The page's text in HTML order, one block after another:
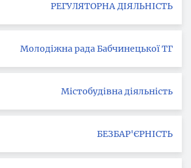
РЕГУЛЯТОРНА ДІЯЛЬНІСТЬ
Молодіжна рада Бабчинецької ТГ
Містобудівна діяльність
БЕЗБАР'ЄРНІСТЬ